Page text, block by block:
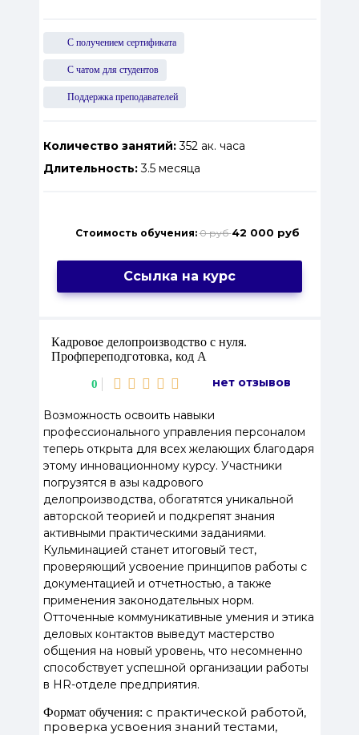
С получением сертификата
С чатом для студентов
Поддержка преподавателей
Количество занятий:352 ак. часа
Длительность:3.5 месяца
Стоимость обучения: 0 руб42 000 руб
Ссылка на курс
Кадровое делопроизводство с нуля.
Профпереподготовка, код А
0 нет отзывов
Возможность освоить навыки
профессионального управления персоналом
теперь открыта для всех желающих благодаря
этому инновационному курсу. Участники
погрузятся в азы кадрового
делопроизводства, обогатятся уникальной
авторской теорией и подкрепят знания
активными практическими заданиями.
Кульминацией станет итоговый тест,
проверяющий усвоение принципов работы с
документацией и отчетностью, а также
применения законодательных норм.
Отточенные коммуникативные умения и этика
деловых контактов выведут мастерство
общения на новый уровень, что несомненно
способствует успешной организации работы
в HR-отделе предприятия.
Формат обучения: с практической работой,
проверка усвоения знаний тестами,